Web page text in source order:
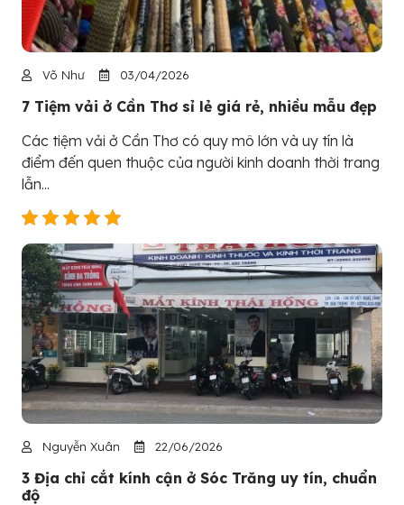
Võ Như 03/04/2026
7 Tiệm vải ở Cần Thơ sỉ lẻ giá rẻ, nhiều mẫu đẹp
Các tiệm vải ở Cần Thơ có quy mô lớn và uy tín là
điểm đến quen thuộc của người kinh doanh thời trang
lẫn...
Nguyễn Xuân 22/06/2026
3 Địa chỉ cắt kính cận ở Sóc Trăng uy tín, chuẩn
độ